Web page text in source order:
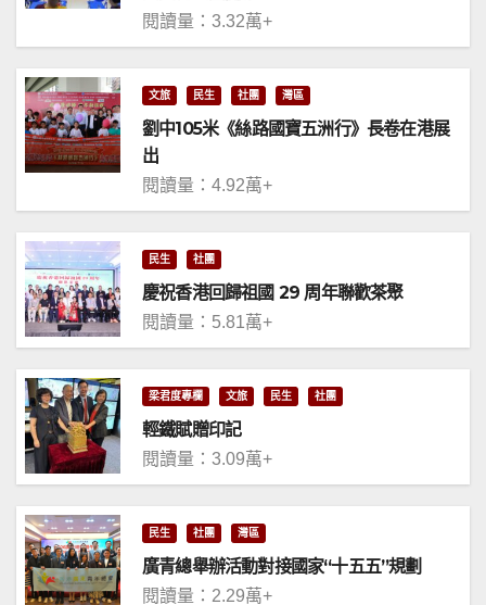
閱讀量：3.32萬+
文旅 民生 社團 灣區
劉中105米《絲路國寶五洲行》長卷在港展
出
閱讀量：4.92萬+
民生 社團
慶祝香港回歸祖國 29 周年聯歡茶聚
閱讀量：5.81萬+
梁君度專欄 文旅 民生 社團
輕鐵賦贈印記
閱讀量：3.09萬+
民生 社團 灣區
廣青總舉辦活動對接國家“十五五”規劃
閱讀量：2.29萬+